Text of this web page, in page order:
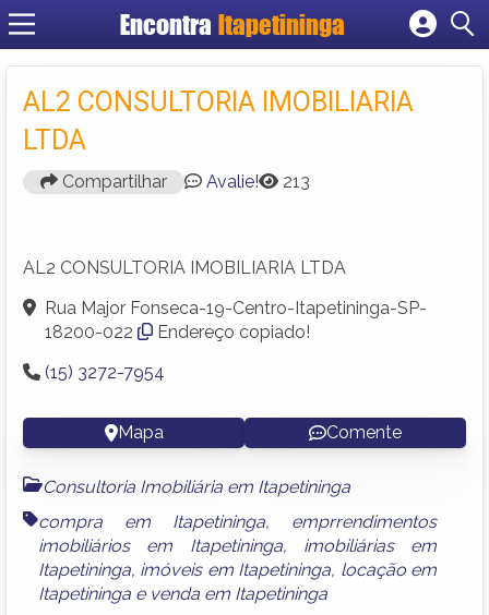
Encontra Itapetininga
Cadastrar empresa
Criar conta
AL2 CONSULTORIA IMOBILIARIA
LTDA
Compartilhar Avalie! 213
AL2 CONSULTORIA IMOBILIARIA LTDA
Rua Major Fonseca-19-Centro-Itapetininga-SP-
18200-022
Endereço copiado!
(15) 3272-7954
Mapa Comente
Consultoria Imobiliária em Itapetininga
compra em Itapetininga, emprrendimentos
imobiliários em Itapetininga, imobiliárias em
Itapetininga, imóveis em Itapetininga, locação em
Itapetininga e venda em Itapetininga